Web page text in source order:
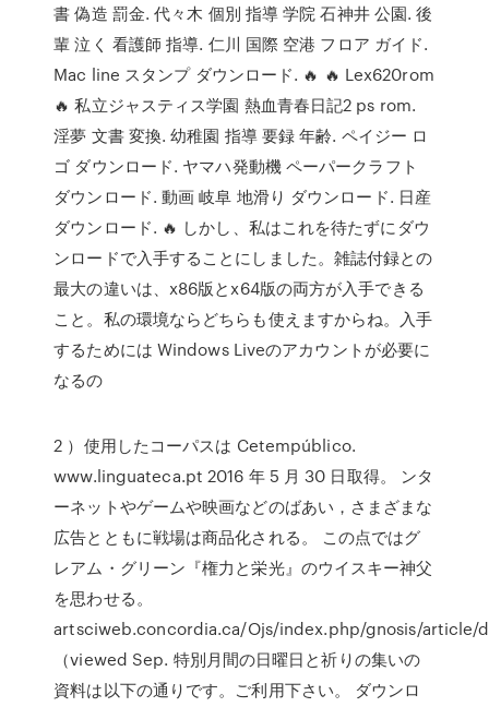
書 偽造 罰金. 代々木 個別 指導 学院 石神井 公園. 後
輩 泣く 看護師 指導. 仁川 国際 空港 フロア ガイド.
Mac line スタンプ ダウンロード. 🔥 🔥 Lex620rom
🔥 私立ジャスティス学園 熱血青春日記2 ps rom.
淫夢 文書 変換. 幼稚園 指導 要録 年齢. ペイジー ロ
ゴ ダウンロード. ヤマハ発動機 ペーパークラフト
ダウンロード. 動画 岐阜 地滑り ダウンロード. 日産
ダウンロード. 🔥 しかし、私はこれを待たずにダウ
ンロードで入手することにしました。雑誌付録との
最大の違いは、x86版とx64版の両方が入手できる
こと。私の環境ならどちらも使えますからね。入手
するためには Windows Liveのアカウントが必要に
なるの
2 ）使用したコーパスは Cetempúblico.
www.linguateca.pt 2016 年 5 月 30 日取得。 ンタ
ーネットやゲームや映画などのばあい，さまざまな
広告とともに戦場は商品化される。 この点ではグ
レアム・グリーン『権力と栄光』のウイスキー神父
を思わせる。
artsciweb.concordia.ca/Ojs/index.php/gnosis/article/
（viewed Sep. 特別月間の日曜日と祈りの集いの
資料は以下の通りです。ご利用下さい。 ダウンロ